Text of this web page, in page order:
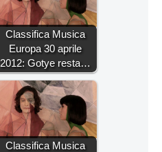
Classifica Musica
Europa 30 aprile
2012: Gotye resta…
Classifica Musica